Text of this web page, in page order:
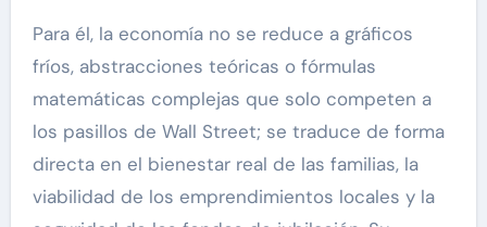
Para él, la economía no se reduce a gráficos
fríos, abstracciones teóricas o fórmulas
matemáticas complejas que solo competen a
los pasillos de Wall Street; se traduce de forma
directa en el bienestar real de las familias, la
viabilidad de los emprendimientos locales y la